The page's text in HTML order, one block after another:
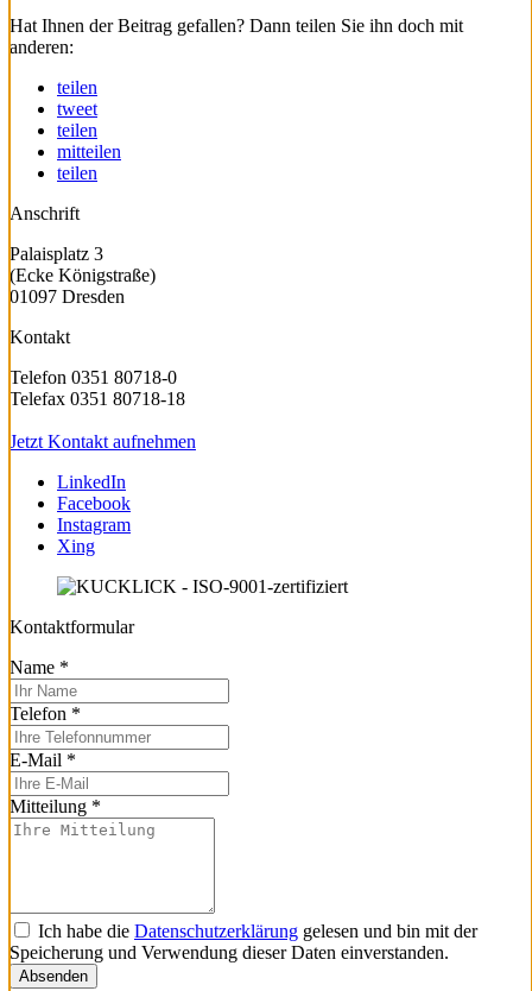
Hat Ihnen der Beitrag gefallen? Dann teilen Sie ihn doch mit
anderen:
teilen
tweet
teilen
mitteilen
teilen
Anschrift
Palaisplatz 3
(Ecke Königstraße)
01097 Dresden
Kontakt
Telefon 0351 80718-0
Telefax 0351 80718-18
Jetzt Kontakt aufnehmen
LinkedIn
Facebook
Instagram
Xing
Kontaktformular
Name *
Telefon *
E-Mail *
Mitteilung *
Ich habe die Datenschutzerklärung gelesen und bin mit der
Speicherung und Verwendung dieser Daten einverstanden.
Absenden